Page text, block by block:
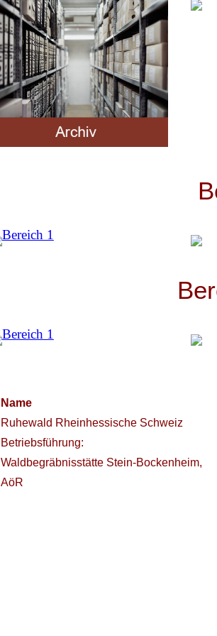
Name
Ruhewald Rheinhessische Schweiz
Betriebsführung:
Waldbegräbnisstätte Stein-Bockenheim,
AöR